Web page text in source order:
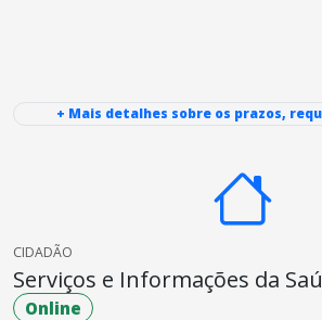
+ Mais detalhes sobre os prazos,
CIDADÃO
Serviços e Informações da
Online